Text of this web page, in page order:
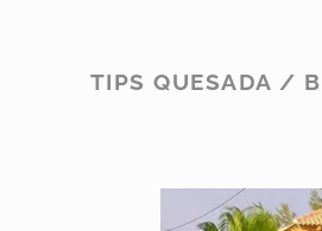
TIPS QUESADA /